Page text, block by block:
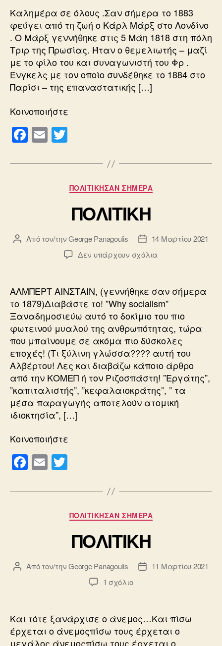
Καλημέρα σε όλους .Σαν σήμερα το 1883
φεύγει από τη ζωή ο Κάρλ Μάρξ στο Λονδίνο
. Ο Μάρξ γεννήθηκε στις 5 Μάη 1818 στη πόλη
Τριρ της Πρωσίας. Ήταν ο θεμελιωτής – μαζί
με το φίλο του και συναγωνιστή του Φρ .
Ένγκελς με τον οποίο συνδέθηκε το 1884 στο
Παρίσι – της επαναστατικής […]
Κοινοποιήστε
F
c
k
E
ailtt
er Κατηγορίες
ΠΟΛΙΤΙΚΗΣΑΝ ΣΗΜΕΡΑ
ΠΟΛΙΤΙΚΗ
Συντάκτης
Από τον/τηνGeorge Panagoulis
Ημ.
δημοσίευσης
14 Μαρτίου 2021
Δεν υπάρχουν σχόλια
ΑΛΜΠΕΡΤ ΑΙΝΣΤΑΙΝ, (γεννήθηκε σαν σήμερα
το 1879)Διαβάστε το! ”Why socialism”
Ξαναδημοσιεύω αυτό το δοκίμιο του πιο
φωτεινού μυαλού της ανθρωπότητας, τώρα
που μπαίνουμε σε ακόμα πιο δύσκολες
εποχές! (Τι ξύλινη γλώσσα???? αυτή του
Αλβέρτου! Λες και διαβάζω κάποιο άρθρο
από την ΚΟΜΕΠ ή τον Ριζοσπάστη! ”Εργάτης”,
”καπιταλιστής”, ”κεφαλαιοκράτης”, ” τα
μέσα παραγωγής αποτελούν ατομική
ιδιοκτησία”, […]
Κοινοποιήστε
F
c
o
k
E
ailtt
er Κατηγορίες
ΠΟΛΙΤΙΚΗΣΑΝ ΣΗΜΕΡΑ
ΠΟΛΙΤΙΚΗ
Συντάκτης
Από τον/τηνGeorge Panagoulis
Ημ.11 Μαρτίου 2021
1 σχόλιοστο
Και τότε ξανάρχισε ο άνεμος…Και πίσω
έρχεται ο άνεμοςπίσω τους έρχεται ο
μεγάλος άνεμοςπίσω τους έρχεται ο